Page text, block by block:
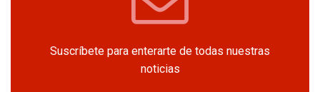
Suscríbete para enterarte de todas nuestras
noticias